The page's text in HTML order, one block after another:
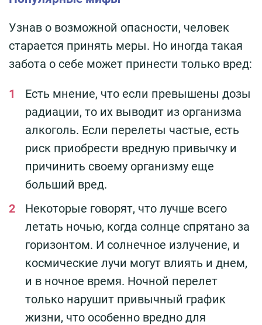
Узнав о возможной опасности, человек
старается принять меры. Но иногда такая
забота о себе может принести только вред:
Есть мнение, что если превышены дозы
радиации, то их выводит из организма
алкоголь. Если перелеты частые, есть
риск приобрести вредную привычку и
причинить своему организму еще
больший вред.
Некоторые говорят, что лучше всего
летать ночью, когда солнце спрятано за
горизонтом. И солнечное излучение, и
космические лучи могут влиять и днем,
и в ночное время. Ночной перелет
только нарушит привычный график
жизни, что особенно вредно для